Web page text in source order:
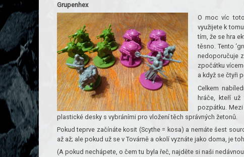
Grupenhex
O moc víc
využijete k
tím, že se hra
těsno. Tento
nedoporučuje
zpočátku
a když se čtyři
Celkem
hráče, kteří už
pozpátku.
plastické desky s vybráními pro vložení těch správných žetonů.
Pokud teprve začínáte kosit (Scythe = kosa) a nemáte šest
až až; ale pokud už se v Továrně a okolí vyznáte jako doma, je
(A pokud nechápete, o čem tu byla řeč, najděte si naši